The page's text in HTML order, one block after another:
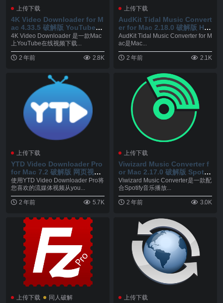
上传下载
4K Video Downloader for M
ac 4.33.5 破解版 YouTube在
线视频下载工具
4K Video Downloader 是一款Mac
上YouTube在线视频下载...
2 年前 2.8K
上传下载
AudKit Tidal Music Convert
er for Mac 2.18.0 破解版 HIF
I音乐下载转换工具
AudKit Tidal Music Converter for M
ac是Mac...
2 年前 2.1K
上传下载
YTD Video Downloader Pro
for Mac 7.2 破解版 网页视频
下载器
使用YTD Video Downloader Pro将
您喜欢的流媒体视频从you...
2 年前 5.7K
上传下载
Viwizard Music Converter f
or Mac 2.17.0 破解版 Spotif
y音乐下载转换器
Viwizard Music Converter是一款配
合Spotify音乐播放...
2 年前 3.0K
上传下载 同人破解 上传下载